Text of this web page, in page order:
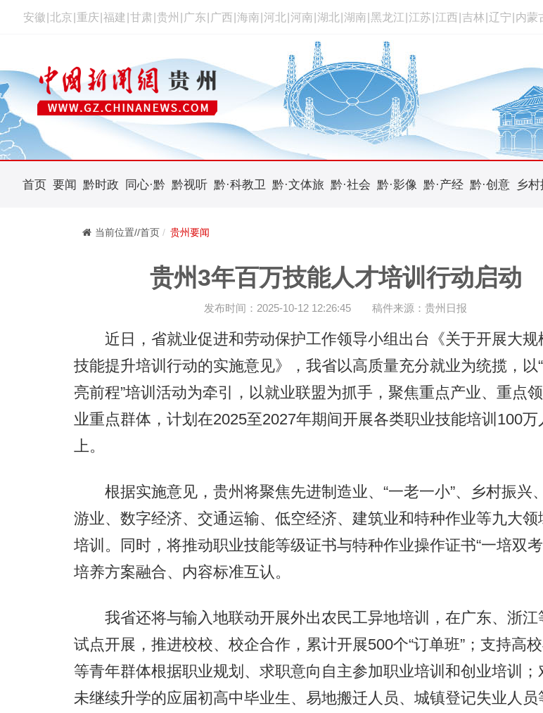
安徽 北京 重庆 福建 甘肃 贵州 广东 广西 海南 河北 河南 湖北 湖南 黑龙江 江苏 江西 吉林 辽宁 内蒙
首页 要闻 黔时政 同心·黔 黔视听 黔·科教卫 黔·文体旅 黔·社会 黔·影像 黔·产经 黔·创意 乡
当前位置//首页 贵州要闻
贵州3年百万技能人才培训行动启动
发布时间：2025-10-12 12:26:45 稿件来源：贵州日报
近日，省就业促进和劳动保护工作领导小组出台《关于开展大规
技能提升培训行动的实施意见》，我省以高质量充分就业为统揽，以
亮前程”培训活动为牵引，以就业联盟为抓手，聚焦重点产业、重点
业重点群体，计划在2025至2027年期间开展各类职业技能培训100万
上。
根据实施意见，贵州将聚焦先进制造业、“一老一小”、乡村振兴
游业、数字经济、交通运输、低空经济、建筑业和特种作业等九大领
培训。同时，将推动职业技能等级证书与特种作业操作证书“一培双
培养方案融合、内容标准互认。
我省还将与输入地联动开展外出农民工异地培训，在广东、浙江
试点开展，推进校校、校企合作，累计开展500个“订单班”；支持高
等青年群体根据职业规划、求职意向自主参加职业培训和创业培训；
未继续升学的应届初高中毕业生、易地搬迁人员、城镇登记失业人员